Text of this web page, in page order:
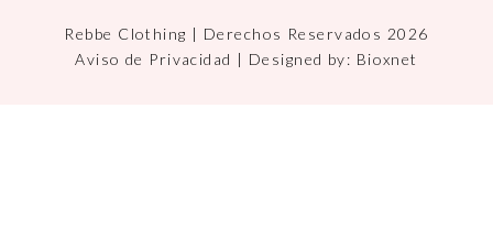
Rebbe Clothing | Derechos Reservados 2026
Aviso de Privacidad | Designed by: Bioxnet